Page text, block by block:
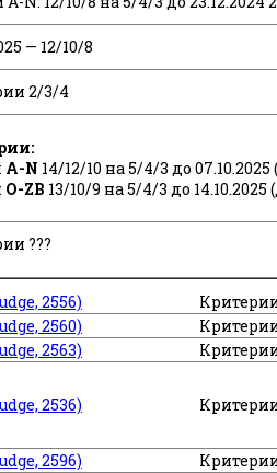
— 12/10/8
2/3/4
A-N 14/12/10 на 5/4/3 до
O-ZB 13/10/9 на 5/4/3 до
???
2556)
2560)
2563)
2536) Критерии
2596)